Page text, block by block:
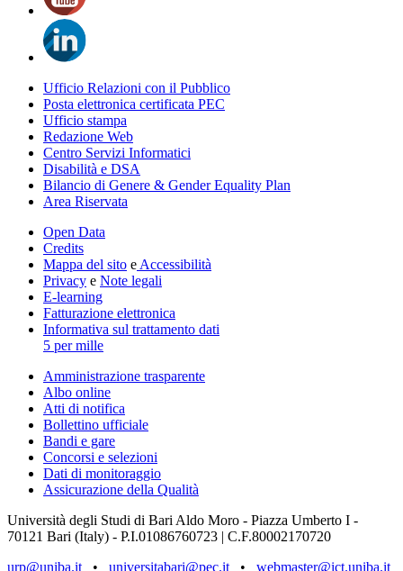
Ufficio Relazioni con il Pubblico
Posta elettronica certificata PEC
Ufficio stampa
Redazione Web
Centro Servizi Informatici
Disabilità e DSA
Bilancio di Genere & Gender Equality Plan
Area Riservata
Open Data
Credits
Mappa del sito e Accessibilità
Privacy e Note legali
E-learning
Fatturazione elettronica
Informativa sul trattamento dati
5 per mille
Amministrazione trasparente
Albo online
Atti di notifica
Bollettino ufficiale
Bandi e gare
Concorsi e selezioni
Dati di monitoraggio
Assicurazione della Qualità
Università degli Studi di Bari Aldo Moro - Piazza Umberto I -
70121 Bari (Italy) - P.I.01086760723 | C.F.80002170720
urp@uniba.it • universitabari@pec.it • webmaster@ict.uniba.it